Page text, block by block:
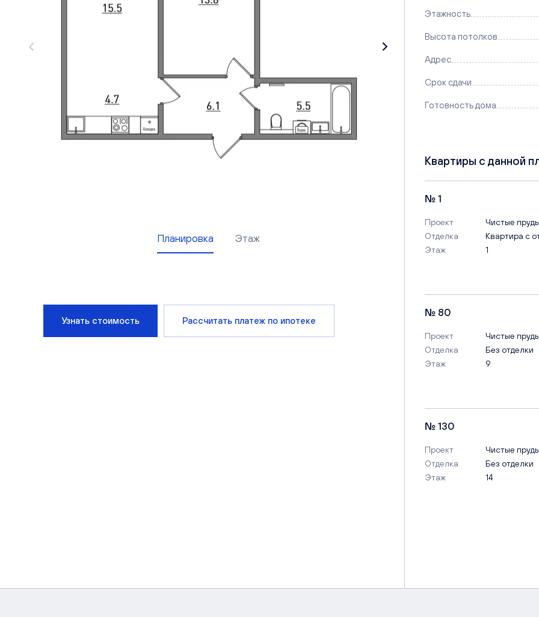
Планировка Этаж
Узнать стоимость Рассчитать платеж по ипотеке
Этажность
Высота потолков
Адрес
Срок сдачи
Готовность дома
Квартиры с данной
№ 1
Проект
Чистые пруды
Отделка
Квартира с
Этаж
1
№ 80
Проект
Чистые пруды
Отделка
Без отделки
Этаж
9
№ 130
Проект
Чистые пруды
Отделка
Без отделки
Этаж
14